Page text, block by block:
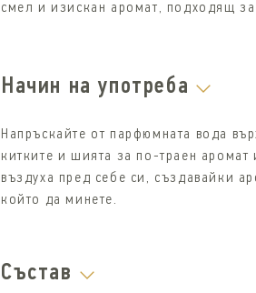
смел и изискан аромат, подходящ
Начин на употреба
Напръскайте от парфюмната вода
китките и шията за по-траен аромат
въздуха пред себе си, създавайки
който да минете.
Състав